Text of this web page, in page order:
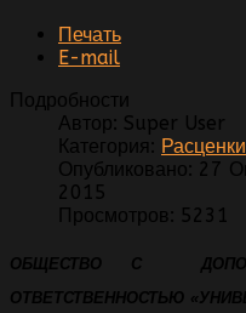
Печать
E-mail
Подробности
Автор: Super User
Категория: Расценки
Опубликовано: 27
2015
Просмотров: 5231
ОБЩЕСТВО С
ОТВЕТСТВЕННОСТЬЮ